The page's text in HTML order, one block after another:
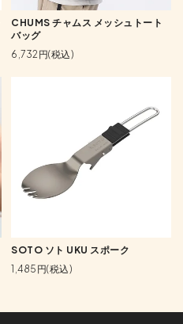
CHUMS チャムス メッシュトート
バッグ
6,732円(税込)
SOTO ソト UKU スポーク
1,485円(税込)